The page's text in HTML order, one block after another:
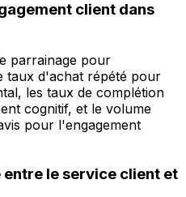
client dans
parrainage pour
taux d'achat répété pour
les taux de complétion
cognitif, et le volume
pour l'engagement
le service client et